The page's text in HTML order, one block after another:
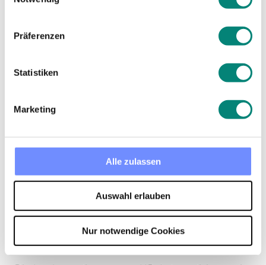
Präferenzen
Statistiken
Marketing
Alle zulassen
Auswahl erlauben
Nur notwendige Cookies
Herausforderung
en und
Überlegungen bei
der Einführung
von HR-
Automatisierung